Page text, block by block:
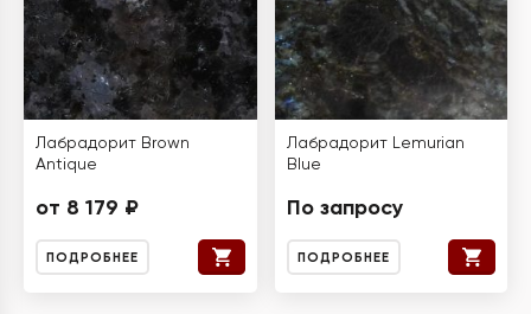
Лабрадорит Brown
Antique
от 8 179 ₽
ПОДРОБНЕЕ
Лабрадорит Lemurian
Blue
По запросу
ПОДРОБНЕЕ